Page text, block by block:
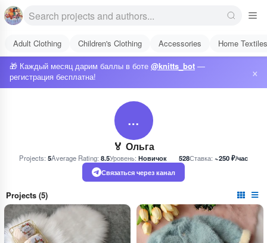
Adult Clothing Children's Clothing Accessories
Home Textiles
🎁 Каждый месяц дарим баллы в боте @knitts_bot —
регистрация бесплатна!
×
…
🏅 Ольга
Projects: 5Average Rating: 8.5Уровень: Новичок 528Ставка:~250 ₽/час
Связаться через канал
Projects (5)